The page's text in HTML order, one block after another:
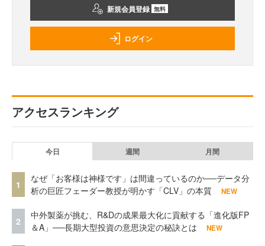
新規会員登録 無料
ログイン
アクセスランキング
今日 週間 月間
1
なぜ「お客様は神様です」は間違っているのか──データ分
析の巨匠フェーダー教授が明かす「CLV」の本質
NEW
2
中外製薬が挑む、R&Dの成果最大化に貢献する「進化版FP
＆A」──長期大型投資の意思決定の秘訣とは
NEW